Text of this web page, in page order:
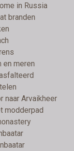
in Russia
branden
en meren
naar Arvaikheer
modderpad